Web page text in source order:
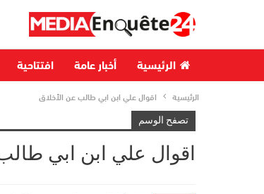
الرئيسية أخبار عامة افتتاحية
الرئيسية اقوال علي ابن ابي طالب عن الأخلاق
تصفح الوسم
اقوال علي ابن ابي